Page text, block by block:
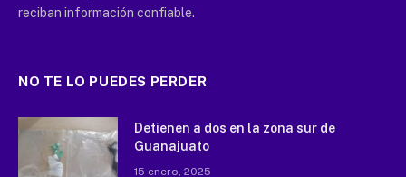
reciban información confiable.
NO TE LO PUEDES PERDER
Detienen a dos en la zona sur de
Guanajuato
15 enero, 2025